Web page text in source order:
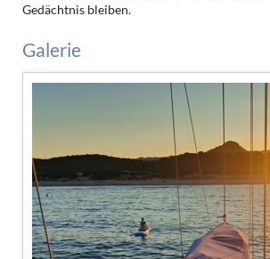
Gedächtnis bleiben.
Galerie